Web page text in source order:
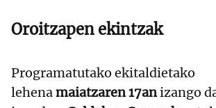
Oroitzapen ekintzak
Programatutako ekitaldietako
lehenamaiatzaren 17anizango